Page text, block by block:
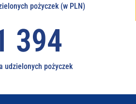
pożyczek (w PLN)
udzielonych pożyczek
732